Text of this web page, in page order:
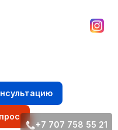
+7 707 758 55 21